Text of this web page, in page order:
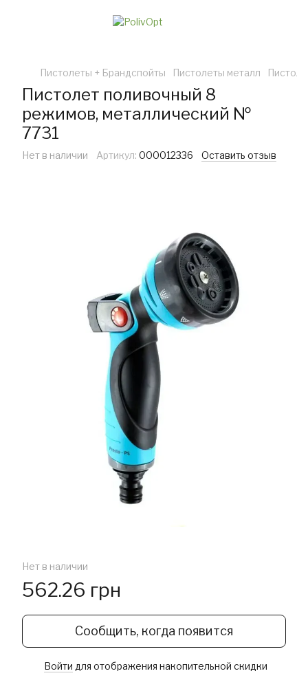
Пистолеты + Брандспойты Пистолеты металл
Пистолет поливочный 8
режимов, металлический №
7731
Нет в наличии Артикул: 000012336 Оставить отзыв
Нет в наличии
562.26 грн
Сообщить, когда появится
Войти для отображения накопительной скидки